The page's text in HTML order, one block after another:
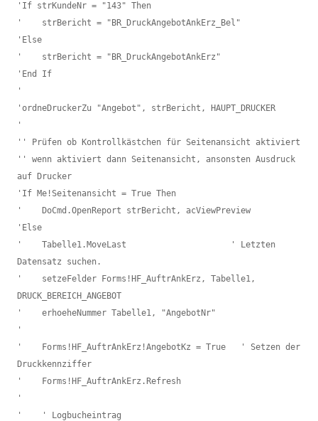
'If strKundeNr = "143" Then
'    strBericht = "BR_DruckAngebotAnkErz_Bel"
'Else
'    strBericht = "BR_DruckAngebotAnkErz"
'End If
'
'ordneDruckerZu "Angebot", strBericht, HAUPT_DRUCKER
'
'' Prüfen ob Kontrollkästchen für Seitenansicht aktiviert
'' wenn aktiviert dann Seitenansicht, ansonsten Ausdruck
auf Drucker
'If Me!Seitenansicht = True Then
'    DoCmd.OpenReport strBericht, acViewPreview
'Else
'    Tabelle1.MoveLast                     ' Letzten
Datensatz suchen.
'    setzeFelder Forms!HF_AuftrAnkErz, Tabelle1,
DRUCK_BEREICH_ANGEBOT
'    erhoeheNummer Tabelle1, "AngebotNr"
'
'    Forms!HF_AuftrAnkErz!AngebotKz = True   ' Setzen der
Druckkennziffer
'    Forms!HF_AuftrAnkErz.Refresh
'
'    ' Logbucheintrag